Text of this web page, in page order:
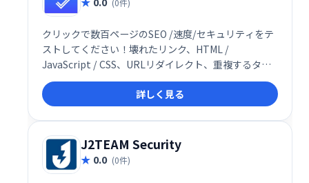
クリックで数百ページのSEO /速度/セキュリティをテ
ストしてください！壊れたリンク、HTML /
JavaScript / CSS、URLリダイレクト、重複するタイ
トルを確認してください
詳しく見る
J2TEAM Security
0.0 (0件)